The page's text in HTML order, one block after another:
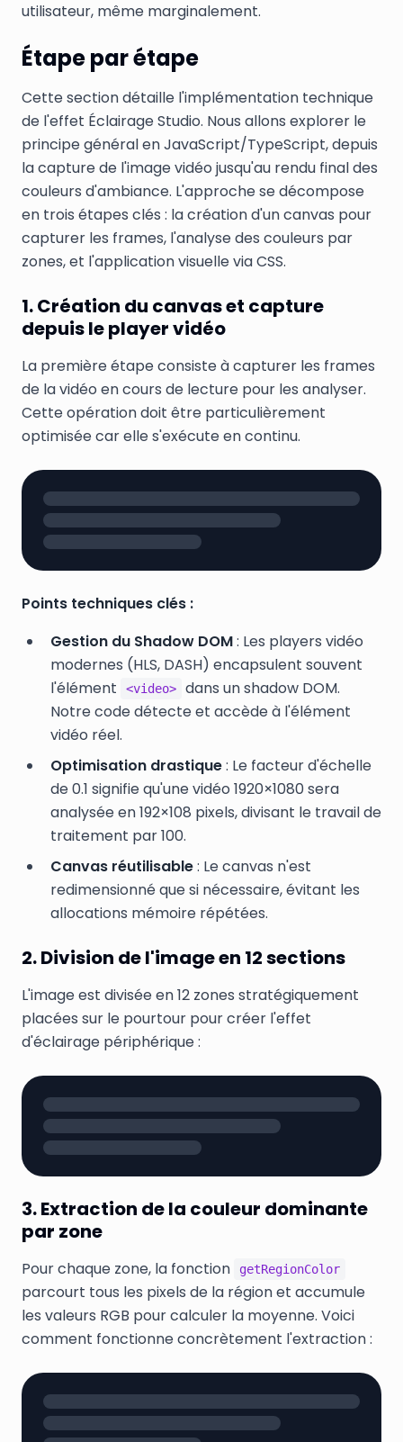
utilisateur, même marginalement.
Étape par étape
Cette section détaille l'implémentation technique
de l'effet Éclairage Studio. Nous allons explorer le
principe général en JavaScript/TypeScript, depuis
la capture de l'image vidéo jusqu'au rendu final des
couleurs d'ambiance. L'approche se décompose
en trois étapes clés : la création d'un canvas pour
capturer les frames, l'analyse des couleurs par
zones, et l'application visuelle via CSS.
1. Création du canvas et capture
depuis le player vidéo
La première étape consiste à capturer les frames
de la vidéo en cours de lecture pour les analyser.
Cette opération doit être particulièrement
optimisée car elle s'exécute en continu.
Points techniques clés :
Gestion du Shadow DOM: Les players vidéo
modernes (HLS, DASH) encapsulent souvent
l'élément
<video>
dans un shadow DOM.
Notre code détecte et accède à l'élément
vidéo réel.
Optimisation drastique: Le facteur d'échelle
de 0.1 signifie qu'une vidéo 1920×1080 sera
analysée en 192×108 pixels, divisant le travail de
traitement par 100.
Canvas réutilisable: Le canvas n'est
redimensionné que si nécessaire, évitant les
allocations mémoire répétées.
2. Division de l'image en 12 sections
L'image est divisée en 12 zones stratégiquement
placées sur le pourtour pour créer l'effet
d'éclairage périphérique :
3. Extraction de la couleur dominante
par zone
Pour chaque zone, la fonction getRegionColor
parcourt tous les pixels de la région et accumule
les valeurs RGB pour calculer la moyenne. Voici
comment fonctionne concrètement l'extraction :